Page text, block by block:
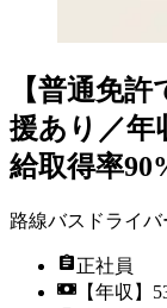
【普通免
援あり／年
給取得率
路線バスドライバ
正社員
【年収】